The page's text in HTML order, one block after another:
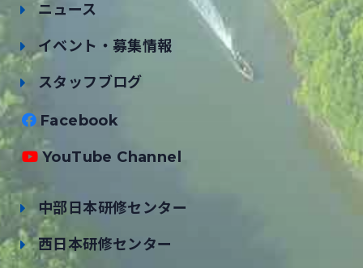
ニュース
イベント・募集情報
スタッフブログ
Facebook
YouTube Channel
中部日本研修センター
西日本研修センター